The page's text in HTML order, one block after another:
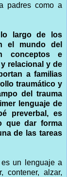
padres como a
lo largo de los
el mundo del
conceptos e
relacional y de
a familias
traumático y
del trauma
lenguaje de
preverbal, es
que dar forma
de las tareas
un lenguaje a
contener, alzar,